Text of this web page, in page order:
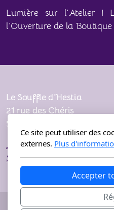
Lumière sur l'Atelier !
l'Ouverture de la
Le Souffle d'Hestia
21 rue des Chéris
50220 DUCEY
Accueil
Stages
Ce site peut utiliser des
externes. Plus
Accepter